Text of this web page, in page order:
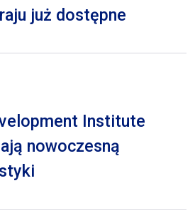
już dostępne
Institute
nowoczesną